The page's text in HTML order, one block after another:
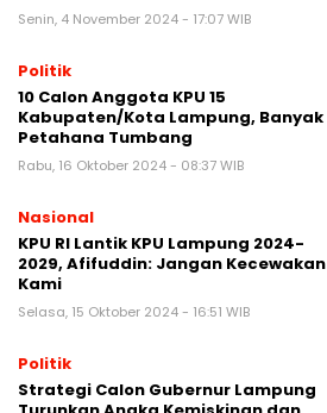
Senin, 4 November 2024 - 17:07 WIB
Politik
10 Calon Anggota KPU 15
Kabupaten/Kota Lampung, Banyak
Petahana Tumbang
Rabu, 16 Oktober 2024 - 08:37 WIB
Nasional
KPU RI Lantik KPU Lampung 2024-
2029, Afifuddin: Jangan Kecewakan
Kami
Selasa, 15 Oktober 2024 - 16:51 WIB
Politik
Strategi Calon Gubernur Lampung